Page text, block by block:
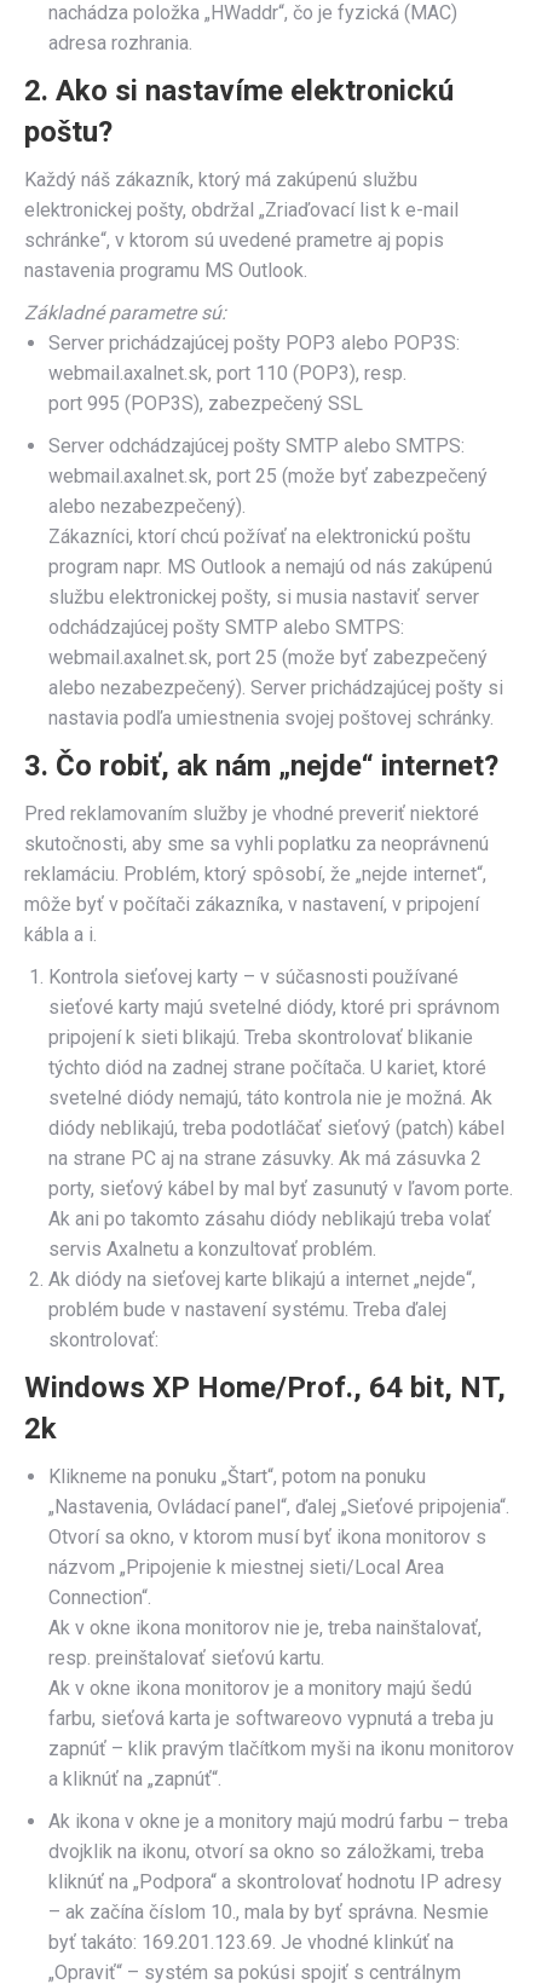
nachádza položka „HWaddr“, čo je fyzická (MAC)
adresa rozhrania.
2. Ako si nastavíme elektronickú
poštu?
Každý náš zákazník, ktorý má zakúpenú službu
elektronickej pošty, obdržal „Zriaďovací list k e-mail
schránke“, v ktorom sú uvedené prametre aj popis
nastavenia programu MS Outlook.
Základné parametre sú:
Server prichádzajúcej pošty POP3 alebo POP3S:
webmail.axalnet.sk, port 110 (POP3), resp.
port 995 (POP3S), zabezpečený SSL
Server odchádzajúcej pošty SMTP alebo SMTPS:
webmail.axalnet.sk, port 25 (može byť zabezpečený
alebo nezabezpečený).
Zákazníci, ktorí chcú požívať na elektronickú poštu
program napr. MS Outlook a nemajú od nás zakúpenú
službu elektronickej pošty, si musia nastaviť server
odchádzajúcej pošty SMTP alebo SMTPS:
webmail.axalnet.sk, port 25 (može byť zabezpečený
alebo nezabezpečený). Server prichádzajúcej pošty si
nastavia podľa umiestnenia svojej poštovej schránky.
3. Čo robiť, ak nám „nejde“ internet?
Pred reklamovaním služby je vhodné preveriť niektoré
skutočnosti, aby sme sa vyhli poplatku za neoprávnenú
reklamáciu. Problém, ktorý spôsobí, že „nejde internet“,
môže byť v počítači zákazníka, v nastavení, v pripojení
kábla a i.
Kontrola sieťovej karty – v súčasnosti používané
sieťové karty majú svetelné diódy, ktoré pri správnom
pripojení k sieti blikajú. Treba skontrolovať blikanie
týchto diód na zadnej strane počítača. U kariet, ktoré
svetelné diódy nemajú, táto kontrola nie je možná. Ak
diódy neblikajú, treba podotláčať sieťový (patch) kábel
na strane PC aj na strane zásuvky. Ak má zásuvka 2
porty, sieťový kábel by mal byť zasunutý v ľavom porte.
Ak ani po takomto zásahu diódy neblikajú treba volať
servis Axalnetu a konzultovať problém.
Ak diódy na sieťovej karte blikajú a internet „nejde“,
problém bude v nastavení systému. Treba ďalej
skontrolovať:
Windows XP Home/Prof., 64 bit, NT,
2k
Klikneme na ponuku „Štart“, potom na ponuku
„Nastavenia, Ovládací panel“, ďalej „Sieťové pripojenia“.
Otvorí sa okno, v ktorom musí byť ikona monitorov s
názvom „Pripojenie k miestnej sieti/Local Area
Connection“.
Ak v okne ikona monitorov nie je, treba nainštalovať,
resp. preinštalovať sieťovú kartu.
Ak v okne ikona monitorov je a monitory majú šedú
farbu, sieťová karta je softwareovo vypnutá a treba ju
zapnúť – klik pravým tlačítkom myši na ikonu monitorov
a kliknúť na „zapnúť“.
Ak ikona v okne je a monitory majú modrú farbu – treba
dvojklik na ikonu, otvorí sa okno so záložkami, treba
kliknúť na „Podpora“ a skontrolovať hodnotu IP adresy
– ak začína číslom 10., mala by byť správna. Nesmie
byť takáto: 169.201.123.69. Je vhodné klinkúť na
„Opraviť“ – systém sa pokúsi spojiť s centrálnym